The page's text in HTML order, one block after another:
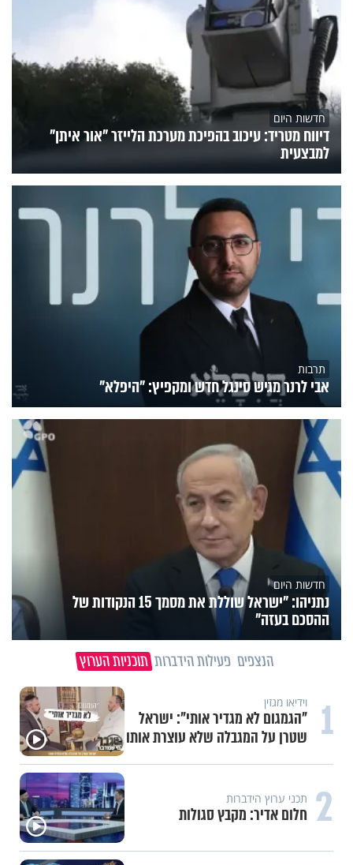
חדשות היום
דיווח מטריד: עיכוב בהפיכת מערכת הלייזר "אור איתן"
למבצעית
תרבות
אבי לרנר מגיש סינגל חדש ומקפיץ: "היפלא"
חדשות היום
נתניהו: "ישראל שוללת את מסמך 15 הנקודות של
ההסכם בעזה"
הנצפים פעילות הידברות תוכניות הערוץ
1 וידיאו מגזין
"הגמגום לא מגדיר אותי": ישראל
שטרן על המגבלה שלא עוצרת אותו
2 תכני ערוץ הידברות
חלום אדיר: מקבץ סגולות